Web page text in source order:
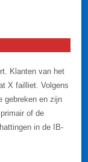
Klanten van het
X failliet. Volgens
gebreken en zijn
of de
in de IB-